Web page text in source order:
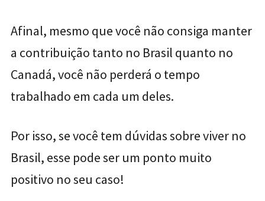
Afinal, mesmo que você não consiga manter
a contribuição tanto no Brasil quanto no
Canadá, você não perderá o tempo
trabalhado em cada um deles.
Por isso, se você tem dúvidas sobre viver no
Brasil, esse pode ser um ponto muito
positivo no seu caso!